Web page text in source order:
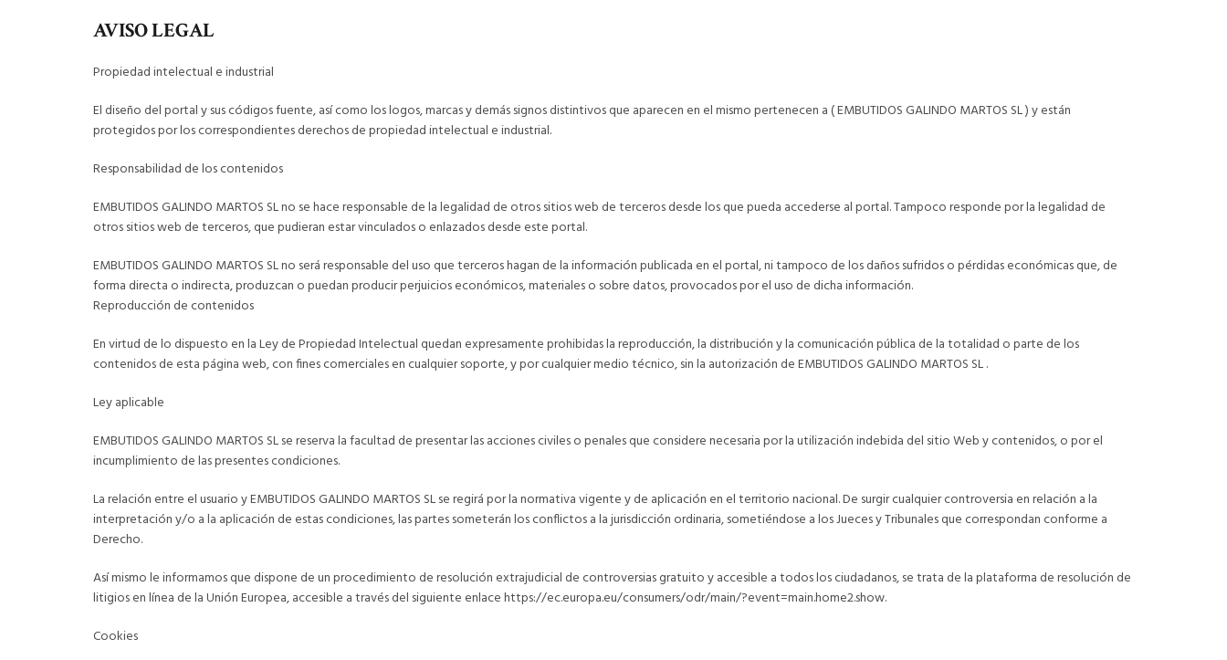
AVISO LEGAL
Propiedad intelectual e industrial
El diseño del portal y sus códigos fuente, así como los logos, marcas y demás signos distintivos que aparecen en el mismo pertenecen a ( EMBUTIDOS GALINDO MARTOS SL ) y están
protegidos por los correspondientes derechos de propiedad intelectual e industrial.
Responsabilidad de los contenidos
EMBUTIDOS GALINDO MARTOS SL no se hace responsable de la legalidad de otros sitios web de terceros desde los que pueda accederse al portal. Tampoco responde por la legalidad de
otros sitios web de terceros, que pudieran estar vinculados o enlazados desde este portal.
EMBUTIDOS GALINDO MARTOS SL no será responsable del uso que terceros hagan de la información publicada en el portal, ni tampoco de los daños sufridos o pérdidas económicas que, de
forma directa o indirecta, produzcan o puedan producir perjuicios económicos, materiales o sobre datos, provocados por el uso de dicha información.
Reproducción de contenidos
En virtud de lo dispuesto en la Ley de Propiedad Intelectual quedan expresamente prohibidas la reproducción, la distribución y la comunicación pública de la totalidad o parte de los
contenidos de esta página web, con fines comerciales en cualquier soporte, y por cualquier medio técnico, sin la autorización de EMBUTIDOS GALINDO MARTOS SL .
Ley aplicable
EMBUTIDOS GALINDO MARTOS SL se reserva la facultad de presentar las acciones civiles o penales que considere necesaria por la utilización indebida del sitio Web y contenidos, o por el
incumplimiento de las presentes condiciones.
La relación entre el usuario y EMBUTIDOS GALINDO MARTOS SL se regirá por la normativa vigente y de aplicación en el territorio nacional. De surgir cualquier controversia en relación a la
interpretación y/o a la aplicación de estas condiciones, las partes someterán los conflictos a la jurisdicción ordinaria, sometiéndose a los Jueces y Tribunales que correspondan conforme a
Derecho.
Así mismo le informamos que dispone de un procedimiento de resolución extrajudicial de controversias gratuito y accesible a todos los ciudadanos, se trata de la plataforma de resolución de
litigios en línea de la Unión Europea, accesible a través del siguiente enlace https://ec.europa.eu/consumers/odr/main/?event=main.home2.show.
Cookies